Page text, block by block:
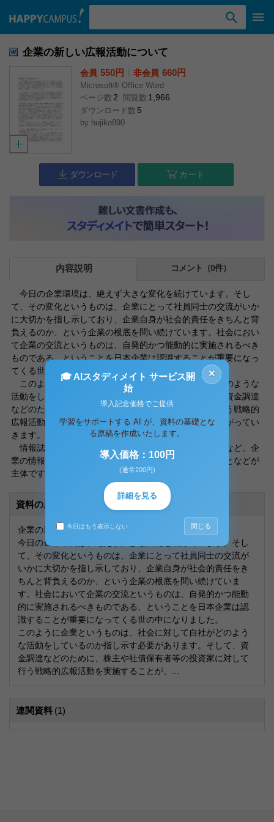
企業の新しい広報活動について
会員 550円 非会員 660円
Microsoft® Office Word
ページ数 2 閲覧数 1,966
ダウンロード数 5
by hujiko890
ダウンロード カート
内容説明 コメント（0件）
今日の企業環境は、絶えず大きな変化を続けています。そし
て、その変化というものは、企業にとって社員同士の交流がいか
に大切かを指し示しており、企業自身が社会的責任をきちんと背
負えるのか、という企業の根底を問い続けています。社会におい
て企業の交流というものは、自発的かつ能動的に実施されるべき
ものである、ということを日本企業は認識することが重要になっ
てくる世の中になりました。
このように企業というものは、社会に対して自社がどのような
活動をしているのか指し示す必要があります。そして、資金調達
などのために、株主や社債保有者等の投資家に対して行う戦略的
広報活動を実施することが、自社のプロモーションに繋がってい
きます。
情報誌を発行し、株主に対して企業説明会を開催するなど、企
業の情報開示を通じて投資家との信頼関係作りを行うことなどが
主体です。
資料の原本内容
企業の新しい広報活動について
今日の企業環境は、絶えず大きな変化を続けています。そし
て、その変化というものは、企業にとって社員同士の交流が
いかに大切かを指し示しており、企業自身が社会的責任をき
ちんと背負えるのか、という企業の根底を問い続けていま
す。社会において企業の交流というものは、自発的かつ能動
的に実施されるべきものである、ということを日本企業は認
識することが重要になってくる世の中になりました。
このように企業というものは、社会に対して自社がどのよう
な活動をしているのか指し示す必要があります。そして、資
金調達などのために、株主や社債保有者等の投資家に対して
行う戦略的広報活動を実施することが、...
連関資料 (1)
×
🎓 AIスタディメイト サービス開
始
導入記念価格でご提供
学習をサポートする AI が、資料の基礎とな
る原稿を作成いたします。
導入価格：100円
(通常200円)
詳細を見る
今日はもう表示しない 閉じる